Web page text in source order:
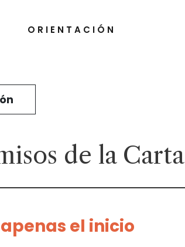
ORIENTACIÓN
de la Carta
el inicio